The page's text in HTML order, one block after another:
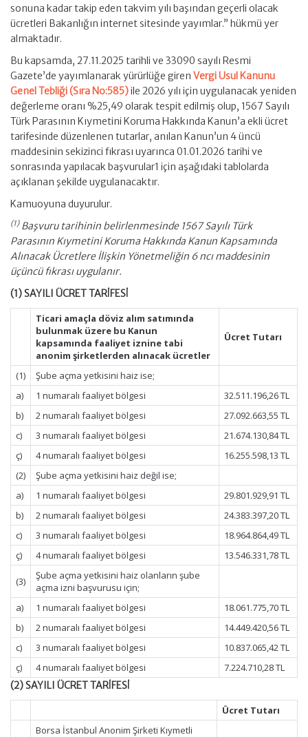
sonuna kadar takip eden takvim yılı başından geçerli olacak
ücretleri Bakanlığın internet sitesinde yayımlar.” hükmü yer
almaktadır.
Bu kapsamda, 27.11.2025 tarihli ve 33090 sayılı Resmi
Gazete’de yayımlanarak yürürlüğe giren Vergi Usul Kanunu
Genel Tebliği (Sıra No:585)ile 2026 yılı için uygulanacak yeniden
değerleme oranı %25,49 olarak tespit edilmiş olup, 1567 Sayılı
Türk Parasının Kıymetini Koruma Hakkında Kanun’a ekli ücret
tarifesinde düzenlenen tutarlar, anılan Kanun’un 4 üncü
maddesinin sekizinci fıkrası uyarınca 01.01.2026 tarihi ve
sonrasında yapılacak başvurular1 için aşağıdaki tablolarda
açıklanan şekilde uygulanacaktır.
Kamuoyuna duyurulur.
(1)Başvuru tarihinin belirlenmesinde 1567 Sayılı Türk
Parasının Kıymetini Koruma Hakkında Kanun Kapsamında
Alınacak Ücretlere İlişkin Yönetmeliğin 6 ncı maddesinin
üçüncü fıkrası uygulanır.
(1) SAYILI ÜCRET TARİFESİ
Ticari amaçla döviz alım satımında
bulunmak üzere bu Kanun
kapsamında faaliyet iznine tabi
anonim şirketlerden alınacak ücretler
Ücret Tutarı
(1)
Şube açma yetkisini haiz ise;
a)
1 numaralı faaliyet bölgesi
32.511.196,26 TL
b)
2 numaralı faaliyet bölgesi
27.092.663,55 TL
c)
3 numaralı faaliyet bölgesi
21.674.130,84 TL
ç)
4 numaralı faaliyet bölgesi
16.255.598,13 TL
(2)
Şube açma yetkisini haiz değil ise;
a)
1 numaralı faaliyet bölgesi
29.801.929,91 TL
b)
2 numaralı faaliyet bölgesi
24.383.397,20 TL
c)
3 numaralı faaliyet bölgesi
18.964.864,49 TL
ç)
4 numaralı faaliyet bölgesi 13.546.331,78 TL
(3)
Şube açma yetkisini haiz olanların şube
açma izni başvurusu için;
a)
1 numaralı faaliyet bölgesi
18.061.775,70 TL
b)
2 numaralı faaliyet bölgesi
14.449.420,56 TL
c)
3 numaralı faaliyet bölgesi
10.837.065,42 TL
ç)
4 numaralı faaliyet bölgesi
7.224.710,28 TL
(2) SAYILI ÜCRET TARİFESİ
Ücret Tutarı
Borsa İstanbul Anonim Şirketi Kıymetli